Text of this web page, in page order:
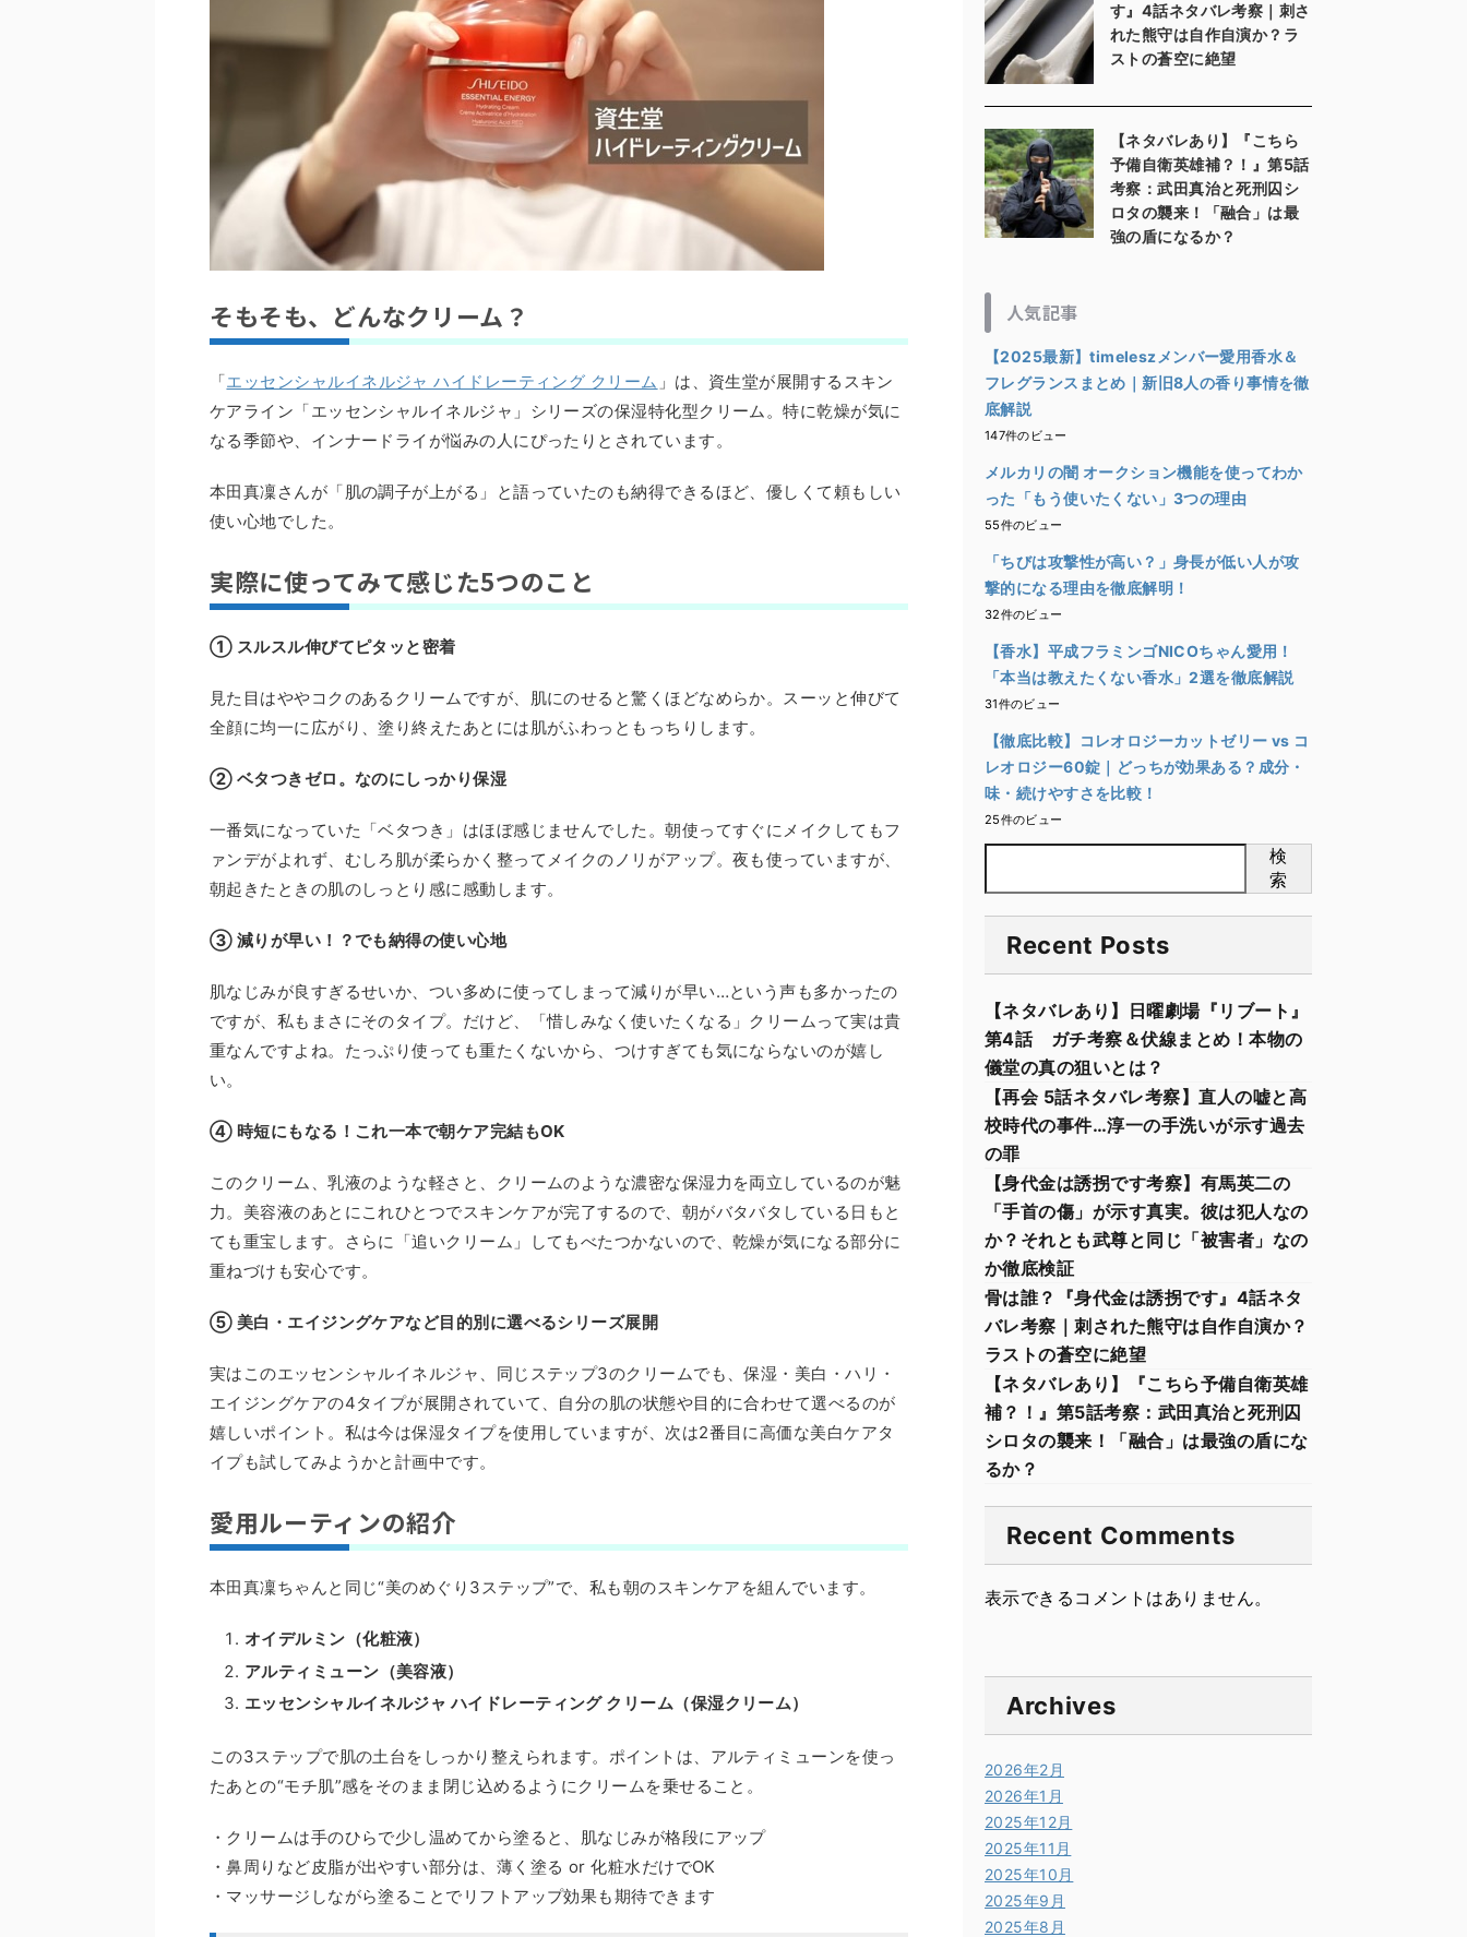
そもそも、どんなクリーム？
「エッセンシャルイネルジャ ハイドレーティング クリーム 」は、資生堂が展開するスキン
ケアライン「エッセンシャルイネルジャ」シリーズの保湿特化型クリーム。特に乾燥が気に
なる季節や、インナードライが悩みの人にぴったりとされています。
本田真凜さんが「肌の調子が上がる」と語っていたのも納得できるほど、優しくて頼もしい
使い心地でした。
実際に使ってみて感じた5つのこと
① スルスル伸びてピタッと密着
見た目はややコクのあるクリームですが、肌にのせると驚くほどなめらか。スーッと伸びて
全顔に均一に広がり、塗り終えたあとには肌がふわっともっちりします。
② ベタつきゼロ。なのにしっかり保湿
一番気になっていた「ベタつき」はほぼ感じませんでした。朝使ってすぐにメイクしてもフ
ァンデがよれず、むしろ肌が柔らかく整ってメイクのノリがアップ。夜も使っていますが、
朝起きたときの肌のしっとり感に感動します。
③ 減りが早い！？でも納得の使い心地
肌なじみが良すぎるせいか、つい多めに使ってしまって減りが早い…という声も多かったの
ですが、私もまさにそのタイプ。だけど、「惜しみなく使いたくなる」クリームって実は貴
重なんですよね。たっぷり使っても重たくないから、つけすぎても気にならないのが嬉し
い。
④ 時短にもなる！これ一本で朝ケア完結もOK
このクリーム、乳液のような軽さと、クリームのような濃密な保湿力を両立しているのが魅
力。美容液のあとにこれひとつでスキンケアが完了するので、朝がバタバタしている日もと
ても重宝します。さらに「追いクリーム」してもべたつかないので、乾燥が気になる部分に
重ねづけも安心です。
⑤ 美白・エイジングケアなど目的別に選べるシリーズ展開
実はこのエッセンシャルイネルジャ、同じステップ3のクリームでも、保湿・美白・ハリ・
エイジングケアの4タイプが展開されていて、自分の肌の状態や目的に合わせて選べるのが
嬉しいポイント。私は今は保湿タイプを使用していますが、次は2番目に高価な美白ケアタ
イプも試してみようかと計画中です。
愛用ルーティンの紹介
本田真凜ちゃんと同じ“美のめぐり3ステップ”で、私も朝のスキンケアを組んでいます。
オイデルミン（化粧液）
アルティミューン（美容液）
エッセンシャルイネルジャ ハイドレーティング クリーム（保湿クリーム）
この3ステップで肌の土台をしっかり整えられます。ポイントは、アルティミューンを使っ
たあとの“モチ肌”感をそのまま閉じ込めるようにクリームを乗せること。
・クリームは手のひらで少し温めてから塗ると、肌なじみが格段にアップ
・鼻周りなど皮脂が出やすい部分は、薄く塗る or 化粧水だけでOK
・マッサージしながら塗ることでリフトアップ効果も期待できます
す』4話ネタバレ考察｜刺さ
れた熊守は自作自演か？ラ
ストの蒼空に絶望
【ネタバレあり】『こちら
予備自衛英雄補？！』第5話
考察：武田真治と死刑囚シ
ロタの襲来！「融合」は最
強の盾になるか？
人気記事
【2025最新】timeleszメンバー愛用香水＆
フレグランスまとめ｜新旧8人の香り事情を徹
底解説
147件のビュー
メルカリの闇 オークション機能を使ってわか
った「もう使いたくない」3つの理由
55件のビュー
「ちびは攻撃性が高い？」身長が低い人が攻
撃的になる理由を徹底解明！
32件のビュー
【香水】平成フラミンゴNICOちゃん愛用！
「本当は教えたくない香水」2選を徹底解説
31件のビュー
【徹底比較】コレオロジーカットゼリー vs コ
レオロジー60錠｜どっちが効果ある？成分・
味・続けやすさを比較！
25件のビュー
検
索
Recent Posts
【ネタバレあり】日曜劇場『リブート』
第4話 ガチ考察＆伏線まとめ！本物の
儀堂の真の狙いとは？
【再会 5話ネタバレ考察】直人の嘘と高
校時代の事件…淳一の手洗いが示す過去
の罪
【身代金は誘拐です考察】有馬英二の
「手首の傷」が示す真実。彼は犯人なの
か？それとも武尊と同じ「被害者」なの
か徹底検証
骨は誰？『身代金は誘拐です』4話ネタ
バレ考察｜刺された熊守は自作自演か？
ラストの蒼空に絶望
【ネタバレあり】『こちら予備自衛英雄
補？！』第5話考察：武田真治と死刑囚
シロタの襲来！「融合」は最強の盾にな
るか？
Recent Comments
表示できるコメントはありません。
Archives
2026年2月
2026年1月
2025年12月
2025年11月
2025年10月
2025年9月
2025年8月